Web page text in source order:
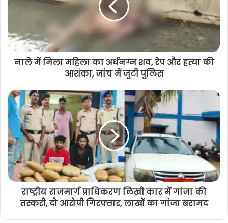
नाले में मिला महिला का अर्धनग्न शव, रेप और हत्या की
आशंका, जांच में जुटी पुलिस
राष्ट्रीय राजमार्ग प्राधिकरण लिखी कार में गांजा की
तस्करी, दो आरोपी गिरफ्तार, लाखों का गांजा बरामद